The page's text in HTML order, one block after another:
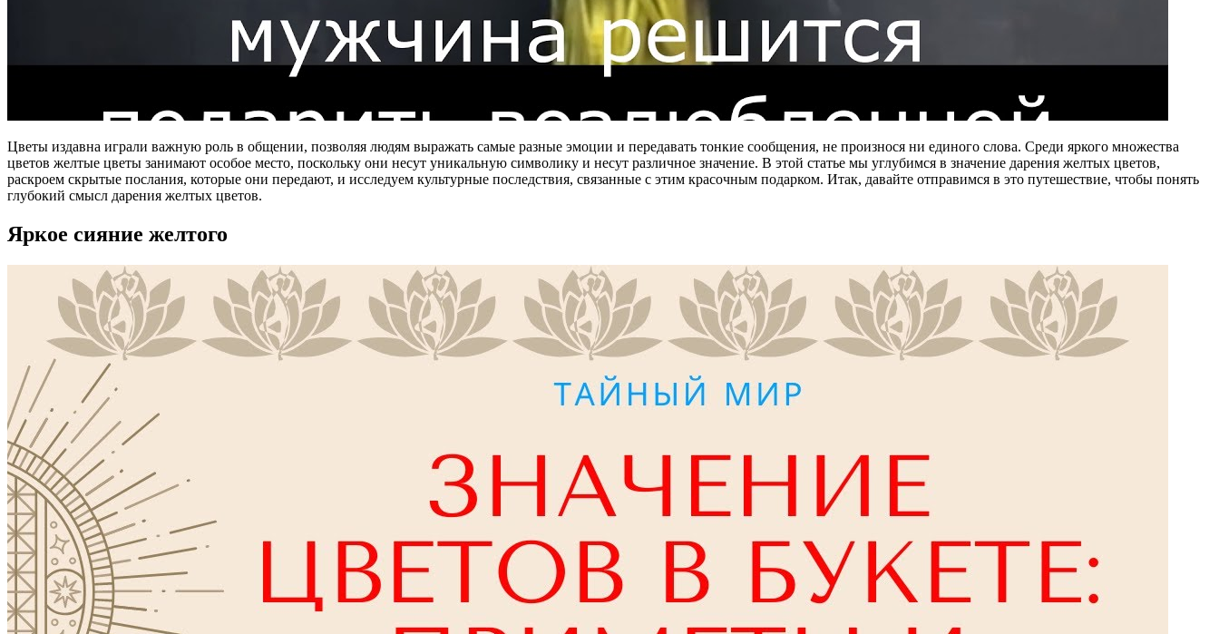
Цветы издавна играли важную роль в общении, позволяя людям выражать самые разные эмоции и передавать тонкие сообщения, не произнося ни единого слова. Среди яркого множества
цветов желтые цветы занимают особое место, поскольку они несут уникальную символику и несут различное значение. В этой статье мы углубимся в значение дарения желтых цветов,
раскроем скрытые послания, которые они передают, и исследуем культурные последствия, связанные с этим красочным подарком. Итак, давайте отправимся в это путешествие, чтобы понять
глубокий смысл дарения желтых цветов.
Яркое сияние желтого